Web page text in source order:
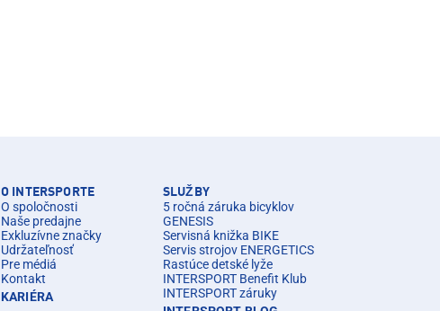
O INTERSPORTE
O spoločnosti
Naše predajne
Exkluzívne značky
Udržateľnosť
Pre médiá
Kontakt
KARIÉRA
SLUŽBY
5 ročná záruka bicyklov
GENESIS
Servisná knižka BIKE
Servis strojov ENERGETICS
Rastúce detské lyže
INTERSPORT Benefit Klub
INTERSPORT záruky